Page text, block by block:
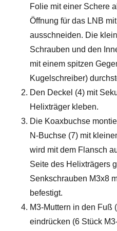
Folie mit einer Schere
Öffnung für das LNB
ausschneiden. Die
Schrauben und den
mit einem spitzen
Kugelschreiber)
Den Deckel (4) mit
Helixträger kleben.
Die Koaxbuchse
N-Buchse (7) mit
wird mit dem Flansch
Seite des Helixträgers
Senkschrauben M3x8
befestigt.
M3-Muttern in den Fuß
eindrücken (6 Stück